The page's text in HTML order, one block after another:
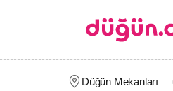
Düğün Mekanları